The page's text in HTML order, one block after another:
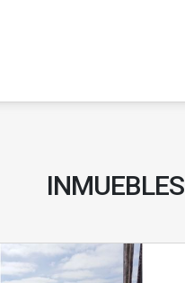
INMUEBLES